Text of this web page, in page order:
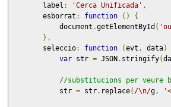
        label
: 'Cerca Unificada' ,
        esborrat
: function ()
{
            document
.getElementById (
},
        seleccio
: function (evt , data)
var str = JSON. stringify(
//substitucions per veure
            str
= str. replace( /\n/g ,